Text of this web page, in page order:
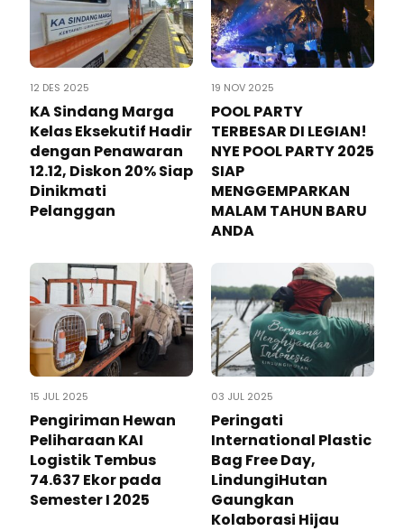
12 DES 2025
KA Sindang Marga
Kelas Eksekutif Hadir
dengan Penawaran
12.12, Diskon 20% Siap
Dinikmati
Pelanggan
19 NOV 2025
POOL PARTY
TERBESAR DI LEGIAN!
NYE POOL PARTY 2025
SIAP
MENGGEMPARKAN
MALAM TAHUN BARU
ANDA
15 JUL 2025
Pengiriman Hewan
Peliharaan KAI
Logistik Tembus
74.637 Ekor pada
Semester I 2025
03 JUL 2025
Peringati
International Plastic
Bag Free Day,
LindungiHutan
Gaungkan
Kolaborasi Hijau